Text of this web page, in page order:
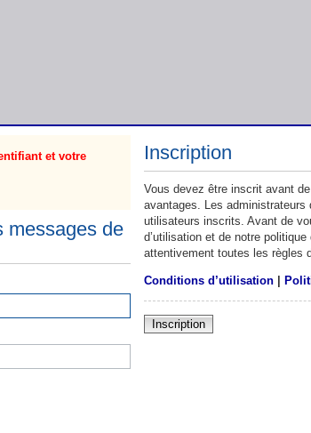
et votre
messages de
Inscription
Vous devez être inscrit avant
avantages. Les administrateurs
utilisateurs inscrits. Avant de
d’utilisation et de notre
attentivement toutes les règles
Conditions d’utilisation|
Inscription